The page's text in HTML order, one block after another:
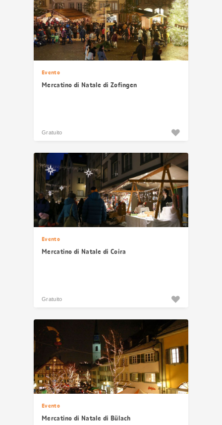
Evento
Mercatino di Natale di Zofingen
Gratuito
Evento
Mercatino di Natale di Coira
Gratuito
Evento
Mercatino di Natale di Bülach